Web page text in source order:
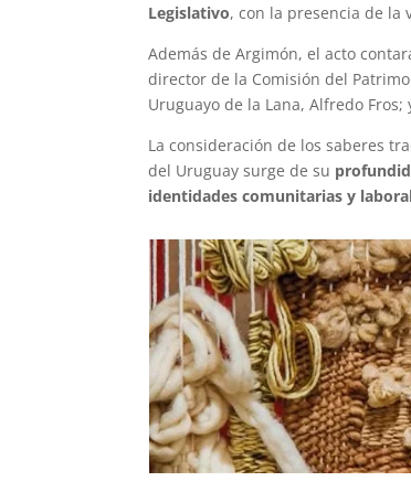
Legislativo, con la presencia de la
Además de Argimón, el acto
director de la Comisión del
Uruguayo de la Lana, Alfredo
La consideración de los saberes
del Uruguay surge de su
identidades comunitarias y